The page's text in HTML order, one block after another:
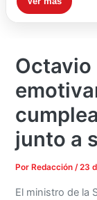
Octavio
junto a
Por Redacción/23
El ministro de la